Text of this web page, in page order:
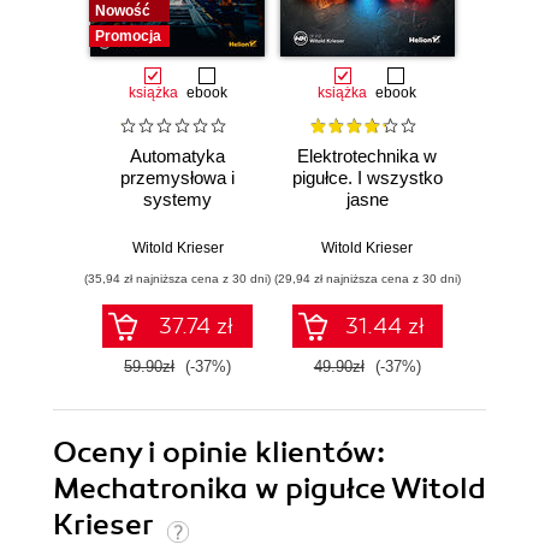
Nowość
Promocja
książka ebook
Automatyka
przemysłowa i
systemy
pigułce
Witold Krieser
(35,94 zł najniższa cena z 30 dni)
37.74 zł
59.90zł (-37%)
książka ebook
Elektrotechnika w
pigułce. I wszystko
jasne
Witold Krieser
(29,94 zł najniższa cena z 30 dni)
31.44 zł
49.90zł (-37%)
Oceny i opinie klientów:
Mechatronika w pigułce Witold
Krieser